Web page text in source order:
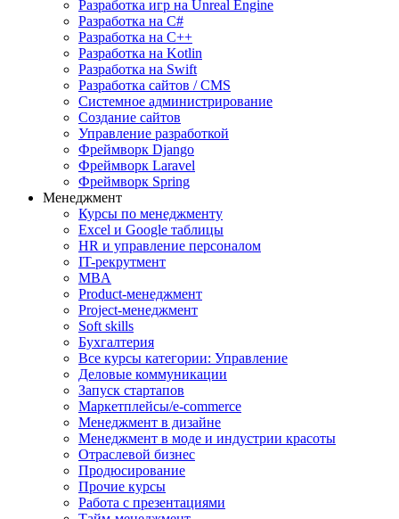
Разработка игр на Unreal Engine
Разработка на C#
Разработка на C++
Разработка на Kotlin
Разработка на Swift
Разработка сайтов / CMS
Системное администрирование
Создание сайтов
Управление разработкой
Фреймворк Django
Фреймворк Laravel
Фреймворк Spring
Менеджмент
Курсы по менеджменту
Excel и Google таблицы
HR и управление персоналом
IT-рекрутмент
MBA
Product-менеджмент
Project-менеджмент
Soft skills
Бухгалтерия
Все курсы категории: Управление
Деловые коммуникации
Запуск стартапов
Маркетплейсы/e-commerce
Менеджмент в дизайне
Менеджмент в моде и индустрии красоты
Отраслевой бизнес
Продюсирование
Прочие курсы
Работа с презентациями